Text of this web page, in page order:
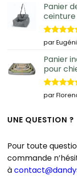
Panier
Note5
5
par
Panier
pour
Note5
5
par
UNE QUESTION ?
Pour toute
commande
à